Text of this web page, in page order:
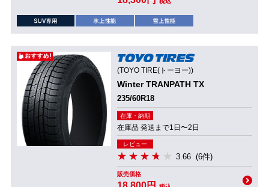
(TOYO TIRE(トーヨー))
Winter TRANPATH TX
235/60R18
在庫・納期
在庫品 発送まで1日〜2日
レビュー
3.66 (6件)
販売価格